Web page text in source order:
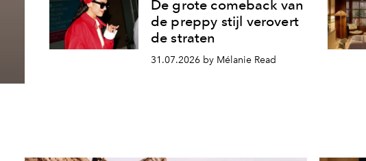
De grote comeback van
de preppy stijl verovert
de straten
31.07.2026 by Mélanie Read